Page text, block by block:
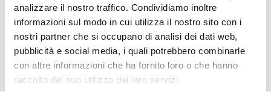
analizzare il nostro traffico. Condividiamo inoltre
informazioni sul modo in cui utilizza il nostro sito con i
nostri partner che si occupano di analisi dei dati web,
pubblicità e social media, i quali potrebbero combinarle
con altre informazioni che ha fornito loro o che hanno
raccolto dal suo utilizzo dei loro servizi.
tutto il territorio italiano e anche da alcune parti d'Europa
come Spagna, Francia e Germania, BusForFun ti offre un
servizio unico, ovunque tu sia.